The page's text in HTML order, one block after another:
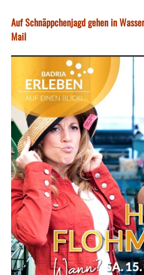
Auf Schnäppchenjagd gehen in
Mail